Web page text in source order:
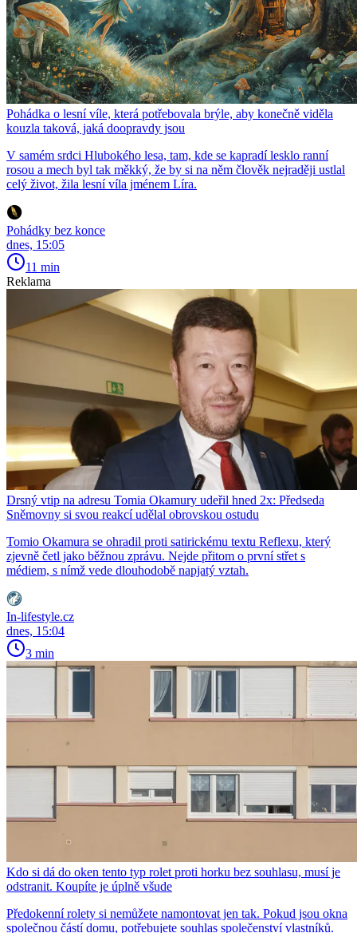
Pohádka o lesní víle, která potřebovala brýle, aby konečně viděla
kouzla taková, jaká doopravdy jsou
V samém srdci Hlubokého lesa, tam, kde se kapradí lesklo ranní
rosou a mech byl tak měkký, že by si na něm člověk nejraději ustlal
celý život, žila lesní víla jménem Líra.
Pohádky bez konce
dnes, 15:05
11 min
Reklama
Drsný vtip na adresu Tomia Okamury udeřil hned 2x: Předseda
Sněmovny si svou reakcí udělal obrovskou ostudu
Tomio Okamura se ohradil proti satirickému textu Reflexu, který
zjevně četl jako běžnou zprávu. Nejde přitom o první střet s
médiem, s nímž vede dlouhodobě napjatý vztah.
In-lifestyle.cz
dnes, 15:04
3 min
Kdo si dá do oken tento typ rolet proti horku bez souhlasu, musí je
odstranit. Koupíte je úplně všude
Předokenní rolety si nemůžete namontovat jen tak. Pokud jsou okna
společnou částí domu, potřebujete souhlas společenství vlastníků.